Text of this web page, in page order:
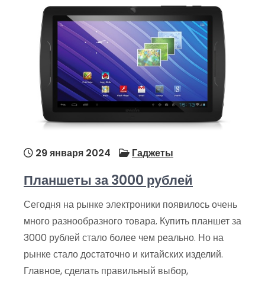
29 января 2024 Гаджеты
Планшеты за 3000 рублей
Сегодня на рынке электроники появилось очень
много разнообразного товара. Купить планшет за
3000 рублей стало более чем реально. Но на
рынке стало достаточно и китайских изделий.
Главное, сделать правильный выбор,